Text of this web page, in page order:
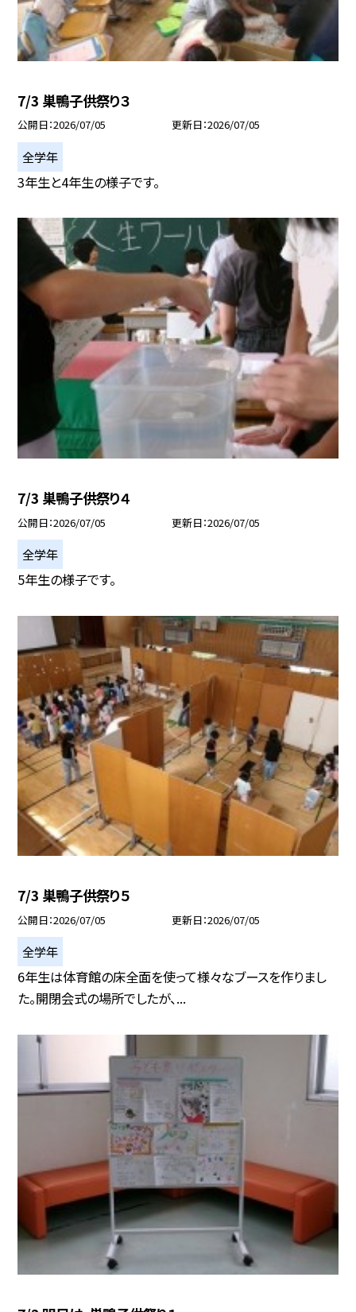
7/3 巣鴨子供祭り３
公開日 2026/07/05 更新日 2026/07/05
全学年
3年生と4年生の様子です。
7/3 巣鴨子供祭り４
公開日 2026/07/05 更新日 2026/07/05
全学年
5年生の様子です。
7/3 巣鴨子供祭り５
公開日 2026/07/05 更新日 2026/07/05
全学年
6年生は体育館の床全面を使って様々なブースを作りまし
た。開閉会式の場所でしたが、...